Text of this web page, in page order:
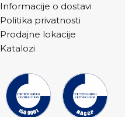
Informacije o dostavi
Politika privatnosti
Prodajne lokacije
Katalozi